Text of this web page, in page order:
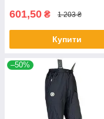
601,50 ₴ 1 203 ₴
Купити
–50%